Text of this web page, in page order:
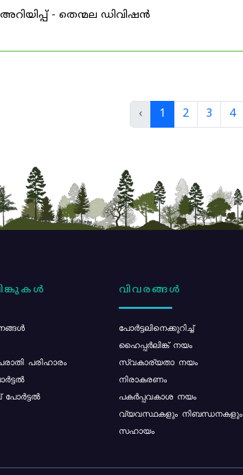
- തെന്മല ഡിവിഷൻ
‹ 1 2 3 4
പരിഹാരം
വിവരങ്ങൾ
പോര്‍ട്ടലിനെക്കുറിച്ച്
ഹൈപ്പർലിങ്ക് നയം
സ്വകാര്യതാ നയം
നിരാകരണം
പകർപ്പവകാശ നയം
വ്യവസ്ഥകളും നിബന്ധനകളും
സഹായം